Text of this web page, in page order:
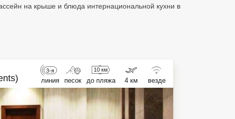
на крыше и блюда интернациональной кухни в
3-я
линия песок
10 км
до пляжа 4 км везде